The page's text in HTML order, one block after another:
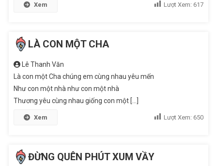
Xem Lượt Xem: 617
LÀ CON MỘT CHA
Lê Thanh Văn
Là con một Cha chúng em cùng nhau yêu mến
Như con một nhà như con một nhà
Thương yêu cùng nhau giống con một [...]
Xem Lượt Xem: 650
ĐỪNG QUÊN PHÚT XUM VẦY